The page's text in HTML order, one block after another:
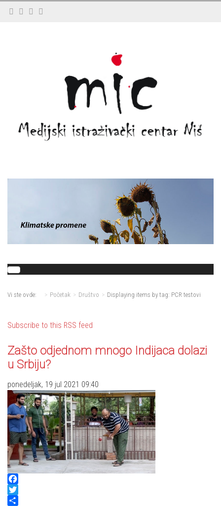
Vi ste ovde: Početak Društvo Displaying items by tag: PCR testovi
Subscribe to this RSS feed
Zašto odjednom mnogo Indijaca dolazi
u Srbiju?
ponedeljak, 19 jul 2021 09:40
Facebook
Twitter